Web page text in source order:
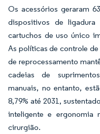
Os acessórios geraram
dispositivos de
cartuchos de uso único
As políticas de controle
de reprocessamento
cadeias de
manuais, no entanto,
8,79% até 2031,
inteligente e ergonomia
cirurgião.